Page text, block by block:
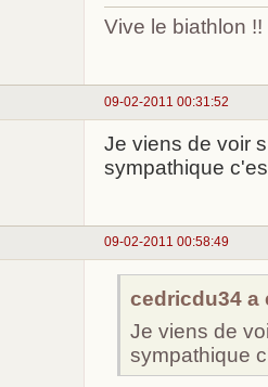
Vive le biathlon !!
09-02-2011 00:31:52
Je viens de voir
sympathique
09-02-2011 00:58:49
cedricdu34 a
Je viens de
sympathique